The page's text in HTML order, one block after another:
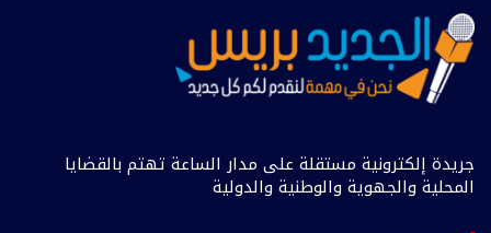
جريدة إلكترونية مستقلة على مدار الساعة تهتم بالقضايا
المحلية والجهوية والوطنية والدولية